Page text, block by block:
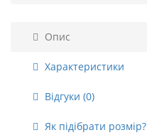
Опис
Характеристики
Відгуки (0)
Як підібрати розмір?